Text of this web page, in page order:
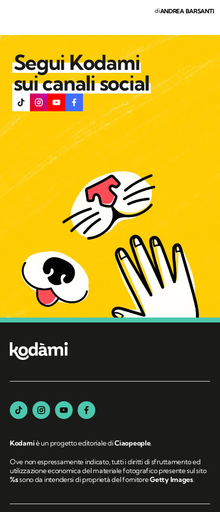
diANDREA BARSANTI
Segui Kodami
sui canali social
Kodamiè un progetto editoriale diCiaopeople.
Ove non espressamente indicato, tutti i diritti di sfruttamento ed
utilizzazione economica del materiale fotografico presente sul sito
%ssono da intendersi di proprietà del fornitoreGetty Images.